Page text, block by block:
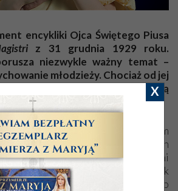
X
encykliki Ojca Świętego Piusa
z 31 grudnia 1929 roku.
niezwykle ważny temat –
młodzieży. Chociaż od jej
prawie wiek, wciąż uderza swą
się tracić z oczu, że przedmiotem
jest cały człowiek, duch
w jedności natury, ze wszystkimi
i nadprzyrodzonymi, jak
zdrowy rozum i Objawienie; przeto